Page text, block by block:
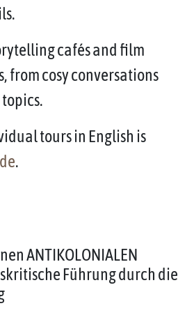
cafés and film
from cosy conversations
tours in English is
.
ANTIKOLONIALEN
Führung durch die